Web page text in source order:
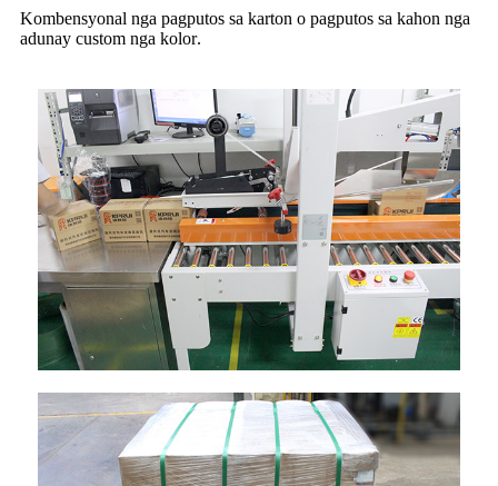
Kombensyonal nga pagputos sa karton o pagputos sa kahon nga
adunay custom nga kolor.